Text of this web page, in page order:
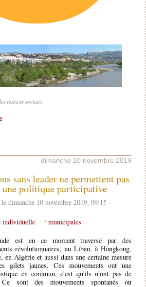
réseaux sociaux
dimanche 10 novembre 2019
sans leader ne permettent pas
une politique participative
dimanche 10 novembre 2019, 09:15 -
individuelle municipales
est en ce moment traversé par des
révolutionnaires, au Liban, à Hongkong,
en Algérie et aussi dans une certaine mesure
gilets jaunes. Ces mouvements ont une
en commun, c'est qu'ils n'ont pas de
Ce sont des mouvements spontanés ou